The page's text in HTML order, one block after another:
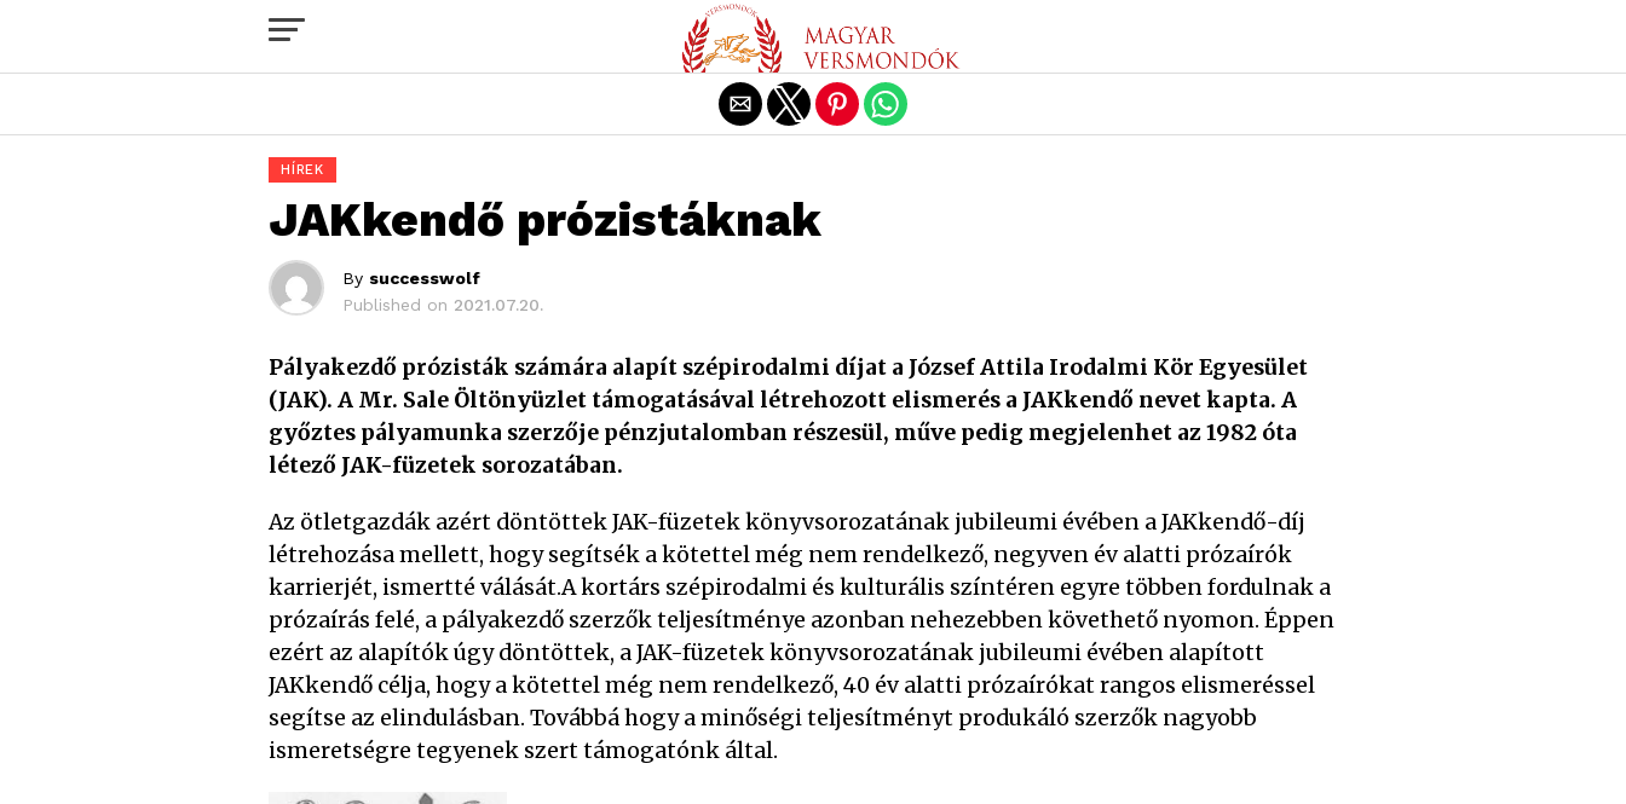
HÍREK
JAKkendő prózistáknak
By successwolf
Published on 2021.07.20.
Pályakezdő prózisták számára alapít szépirodalmi díjat a József Attila Irodalmi Kör Egyesület
(JAK). A Mr. Sale Öltönyüzlet támogatásával létrehozott elismerés a JAKkendő nevet kapta. A
győztes pályamunka szerzője pénzjutalomban részesül, műve pedig megjelenhet az 1982 óta
létező JAK-füzetek sorozatában.
Az ötletgazdák azért döntöttek JAK-füzetek könyvsorozatának jubileumi évében a JAKkendő-díj
létrehozása mellett, hogy segítsék a kötettel még nem rendelkező, negyven év alatti prózaírók
karrierjét, ismertté válását.A kortárs szépirodalmi és kulturális színtéren egyre többen fordulnak a
prózaírás felé, a pályakezdő szerzők teljesítménye azonban nehezebben követhető nyomon. Éppen
ezért az alapítók úgy döntöttek, a JAK-füzetek könyvsorozatának jubileumi évében alapított
JAKkendő célja, hogy a kötettel még nem rendelkező, 40 év alatti prózaírókat rangos elismeréssel
segítse az elindulásban. Továbbá hogy a minőségi teljesítményt produkáló szerzők nagyobb
ismeretségre tegyenek szert támogatónk által.
Exit mobile version